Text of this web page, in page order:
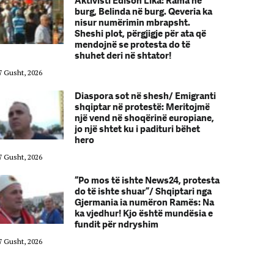
burg, Belinda në burg. Qeveria ka
nisur numërimin mbrapsht.
Sheshi plot, përgjigje për ata që
mendojnë se protesta do të
shuhet deri në shtator!
Gusht, 2026
Diaspora sot në shesh/ Emigranti
shqiptar në protestë: Meritojmë
një vend në shoqërinë europiane,
jo një shtet ku i padituri bëhet
hero
Gusht, 2026
“Po mos të ishte News24, protesta
do të ishte shuar”/ Shqiptari nga
Gjermania ia numëron Ramës: Na
ka vjedhur! Kjo është mundësia e
fundit për ndryshim
Gusht, 2026